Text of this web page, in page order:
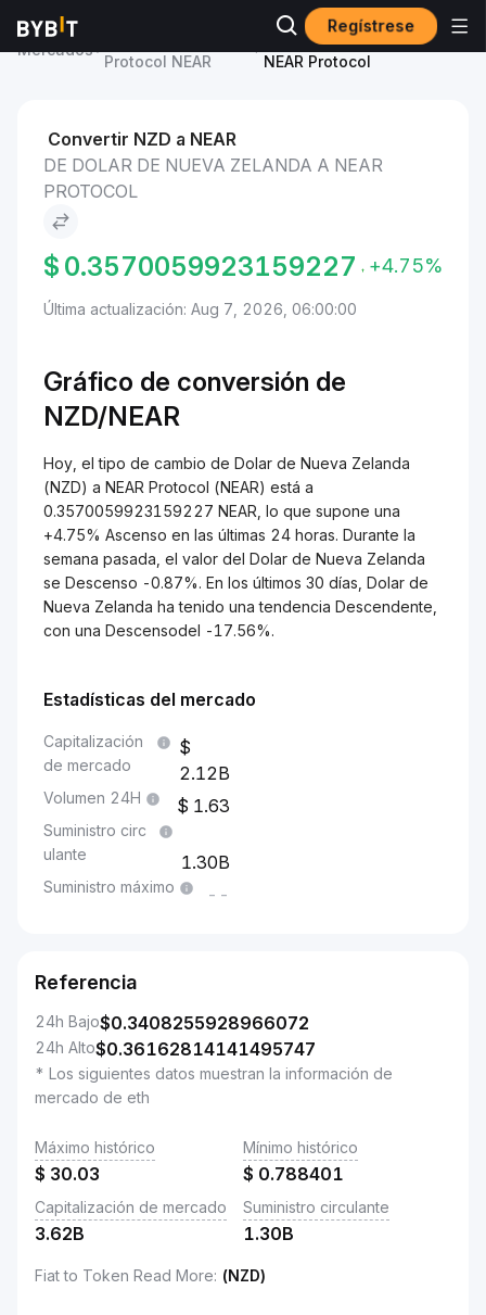
Regístrese
Mercados
Protocol NEAR
Dolar de Nueva Zelanda to
NEAR Protocol
Convertir NZD a NEAR
DE DOLAR DE NUEVA ZELANDA A NEAR
PROTOCOL
$ 0.3570059923159227 +4.75%
Última actualización: Aug 7, 2026, 06:00:00
Gráfico de conversión de
NZD/NEAR
Hoy, el tipo de cambio de Dolar de Nueva Zelanda
(NZD) a NEAR Protocol (NEAR) está a
0.3570059923159227 NEAR, lo que supone una
+4.75% Ascenso en las últimas 24 horas. Durante la
semana pasada, el valor del Dolar de Nueva Zelanda
se Descenso -0.87%. En los últimos 30 días, Dolar de
Nueva Zelanda ha tenido una tendencia Descendente,
con una Descensodel -17.56%.
Estadísticas del mercado
Capitalización
de mercado
2.12B
Volumen 24H 1.63
Suministro circ
ulante
1.30B
Suministro máximo --
Referencia
24h Bajo$0.3408255928966072
24h Alto$0.36162814141495747
* Los siguientes datos muestran la información de
mercado de eth
Máximo histórico
$ 30.03
Mínimo histórico
$ 0.788401
Capitalización de mercado
3.62B
Suministro circulante
1.30B
Fiat to Token Read More: (NZD)